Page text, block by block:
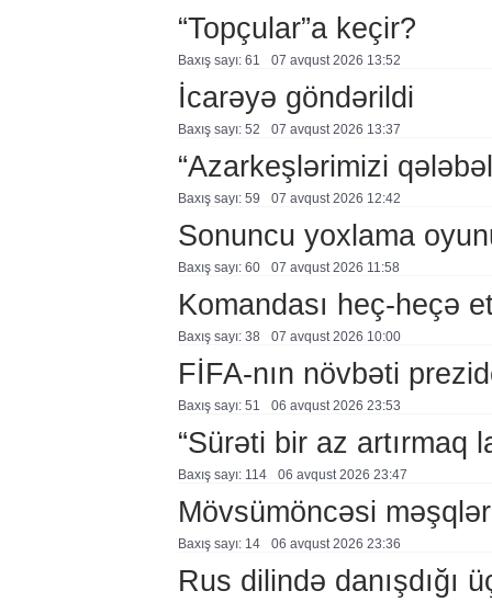
“Topçular”a keçir?
Baxış sayı: 61 07 avqust 2026 13:52
İcarəyə göndərildi
Baxış sayı: 52 07 avqust 2026 13:37
“Azarkeşlərimizi
Baxış sayı: 59 07 avqust 2026 12:42
Sonuncu yoxlama
Baxış sayı: 60 07 avqust 2026 11:58
Komandası heç-heçə
Baxış sayı: 38 07 avqust 2026 10:00
FİFA-nın növbəti
Baxış sayı: 51 06 avqust 2026 23:53
“Sürəti bir az artırmaq
Baxış sayı: 114 06 avqust 2026 23:47
Mövsümöncəsi
Baxış sayı: 14 06 avqust 2026 23:36
Rus dilində danışdığı